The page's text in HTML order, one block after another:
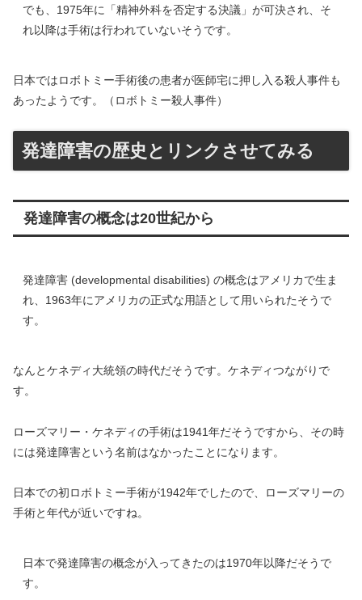
でも、1975年に「精神外科を否定する決議」が可決され、そ
れ以降は手術は行われていないそうです。
日本ではロボトミー手術後の患者が医師宅に押し入る殺人事件も
あったようです。（ロボトミー殺人事件）
発達障害の歴史とリンクさせてみる
発達障害の概念は20世紀から
発達障害 (developmental disabilities) の概念はアメリカで生ま
れ、1963年にアメリカの正式な用語として用いられたそうで
す。
なんとケネディ大統領の時代だそうです。ケネディつながりで
す。
ローズマリー・ケネディの手術は1941年だそうですから、その時
には発達障害という名前はなかったことになります。
日本での初ロボトミー手術が1942年でしたので、ローズマリーの
手術と年代が近いですね。
日本で発達障害の概念が入ってきたのは1970年以降だそうで
す。